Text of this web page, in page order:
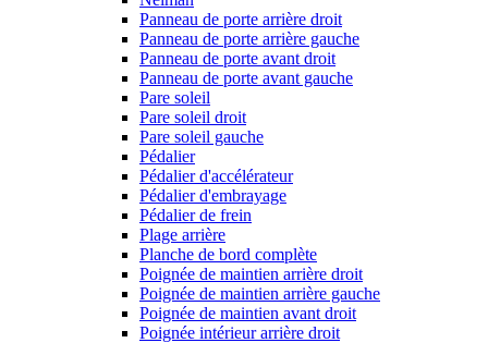
Panneau de porte arrière droit
Panneau de porte arrière gauche
Panneau de porte avant droit
Panneau de porte avant gauche
Pare soleil
Pare soleil droit
Pare soleil gauche
Pédalier
Pédalier d'accélérateur
Pédalier d'embrayage
Pédalier de frein
Plage arrière
Planche de bord complète
Poignée de maintien arrière droit
Poignée de maintien arrière gauche
Poignée de maintien avant droit
Poignée intérieur arrière droit